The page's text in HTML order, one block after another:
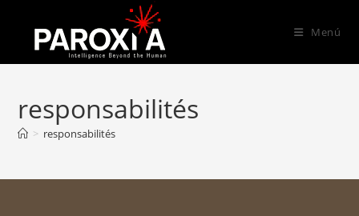
Menú
responsabilités
> responsabilités